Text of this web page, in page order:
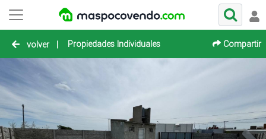
volver | Propiedades Individuales Compartir